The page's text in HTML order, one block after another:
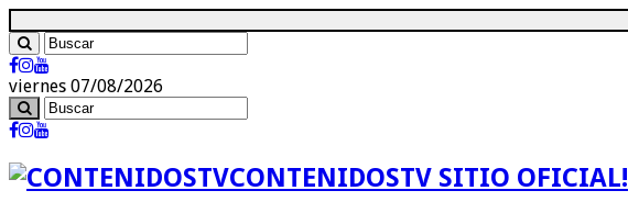
viernes 07/08/2026
CONTENIDOSTV SITIO OFICIAL!